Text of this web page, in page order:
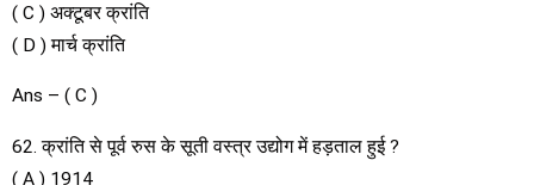
( C ) अक्टूबर क्रांति
( D ) मार्च क्रांति
Ans – ( C )
62. क्रांति से पूर्व रुस के सूती वस्त्र उद्योग में हड़ताल हुई ?
( A ) 1914